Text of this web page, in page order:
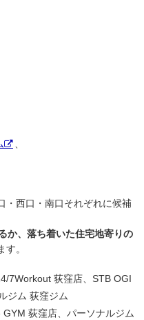
、
・西口・南口それぞれに候補
か、落ち着いた住宅地寄りの
。
7Workout 荻窪店、STB OGI
ジム 荻窪ジム
GYM 荻窪店、パーソナルジム